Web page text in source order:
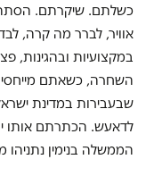
כשלתם. שיקרתם.
אוויר, לברר מה קרה,
במקצועיות
השחרה, כשאתם
שבעבירות במדינת
לדאעש. הכתרתם אותו
הממשלה בנימין נתניהו